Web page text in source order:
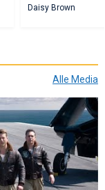
Daisy Brown
Alle Media